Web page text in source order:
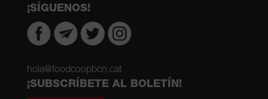
¡SÍGUENOS!
hola@foodcoopbcn.cat
¡SUBSCRÍBETE AL BOLETÍN!